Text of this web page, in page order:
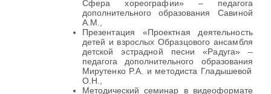
Сфера хореографии» – педагога
дополнительного образования Савиной
А.М.,
Презентация «Проектная деятельность
детей и взрослых Образцового ансамбля
детской эстрадной песни «Радуга» –
педагога дополнительного образования
Мирутенко Р.А. и методиста Гладышевой
О.Н.,
Методический семинар в видеоформате